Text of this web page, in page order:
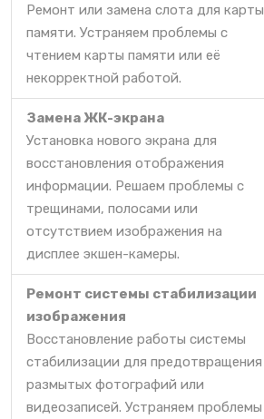
Ремонт или замена слота для карты
памяти. Устраняем проблемы с
чтением карты памяти или её
некорректной работой.
Замена ЖК-экрана
Установка нового экрана для
восстановления отображения
информации. Решаем проблемы с
трещинами, полосами или
отсутствием изображения на
дисплее экшен-камеры.
Ремонт системы стабилизации
изображения
Восстановление работы системы
стабилизации для предотвращения
размытых фотографий или
видеозаписей. Устраняем проблемы